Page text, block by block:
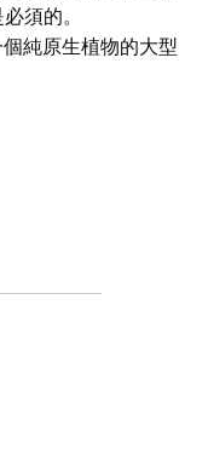
須的。
純原生植物的大型
遊客服務指南之
生活文化聯繫起
在領導
探索該地區豐富的
的原住民歷史，以
這些指南還分享了